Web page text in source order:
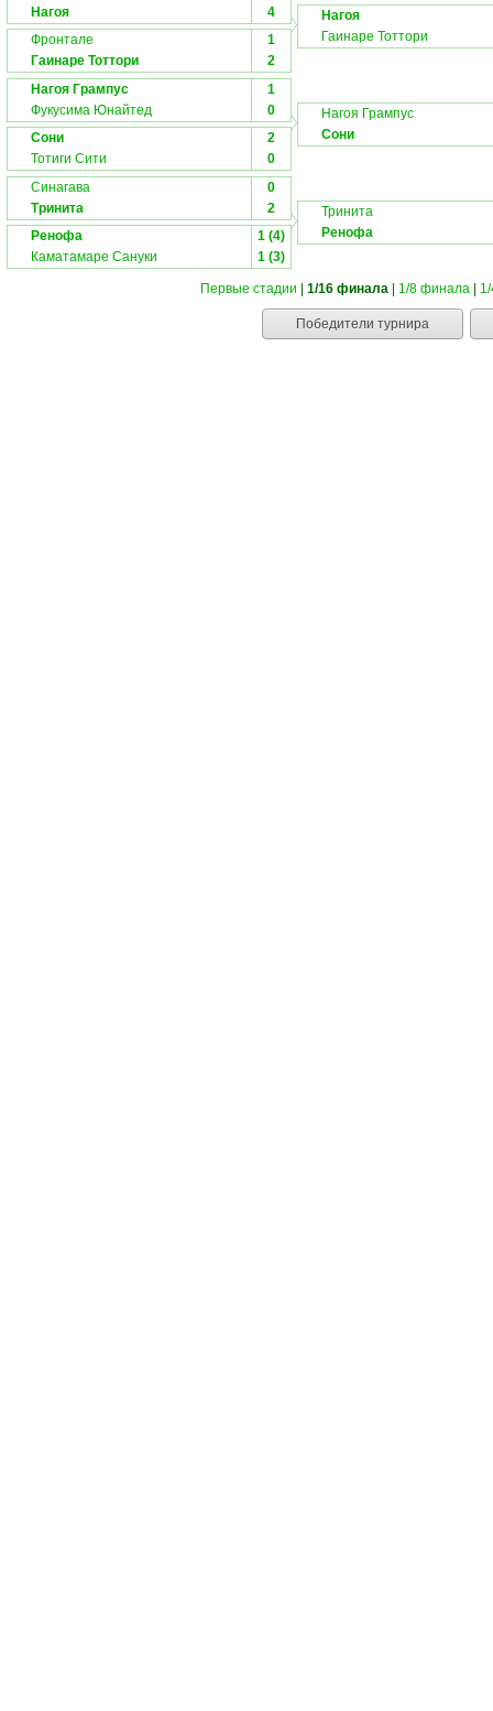
Нагоя
4
Фронтале
1
Гаинаре Тоттори
2
Нагоя
Гаинаре Тоттори
Нагоя Грампус
1
Фукусима Юнайтед
0
Сони
2
Тотиги Сити
0
Нагоя Грампус
Сони
Синагава
0
Тринита
2
Ренофа
1 (4)
Каматамаре Сануки
1 (3)
Тринита
Ренофа
Первые стадии 1/16 финала| 1/8 финала|
Победители турнира